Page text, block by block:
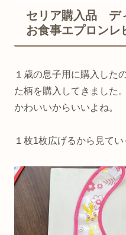
セリア購入品 デ
お食事エプロンレ
１歳の息子用に購入した
た柄を購入してきました
かわいいからいいよね。
１枚1枚広げるから見てい